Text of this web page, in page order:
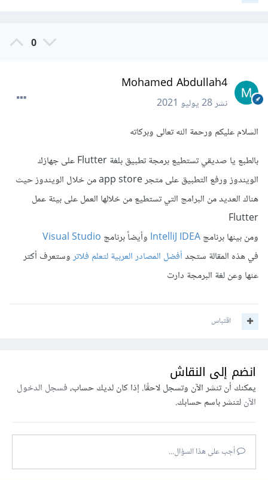
0
Mohamed Abdullah4
نشر28 يوليو 2021
السلام عليكم ورحمة الله تعالى وبركاته
بالطبع يا صديقي تستطيع برمجة تطبيق بلغة Flutter على جهازك
الويندوز ورفع التطبيق على متجر app store من خلال الويندوز حيث
هناك العديد من البرامج التي تستطيع من خلالها العمل على بيئة عمل
Flutter
ومن بينها برنامجIntelliJ IDEAوأيضاً برنامج Visual Studio
في هذه المقالة ستجدأفضل المصادر العربية لتعلم فلاتروستعرف أكتر
عنها وعن لغة البرمجة دارت
اقتباس
انضم إلى النقاش
يمكنك أن تنشر الآن وتسجل لاحقًا. إذا كان لديك حساب،فسجل الدخول
الآنلتنشر باسم حسابك.
أجب على هذا السؤال...